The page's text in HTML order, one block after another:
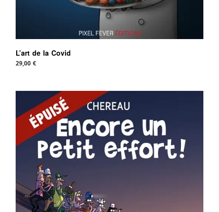
L’art de la Covid
29,00 €